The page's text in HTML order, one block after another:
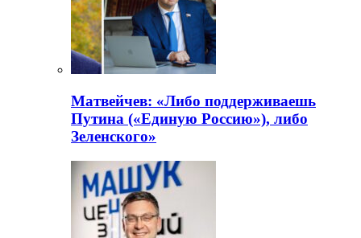
Матвейчев: «Либо поддерживаешь
Путина («Единую Россию»), либо
Зеленского»